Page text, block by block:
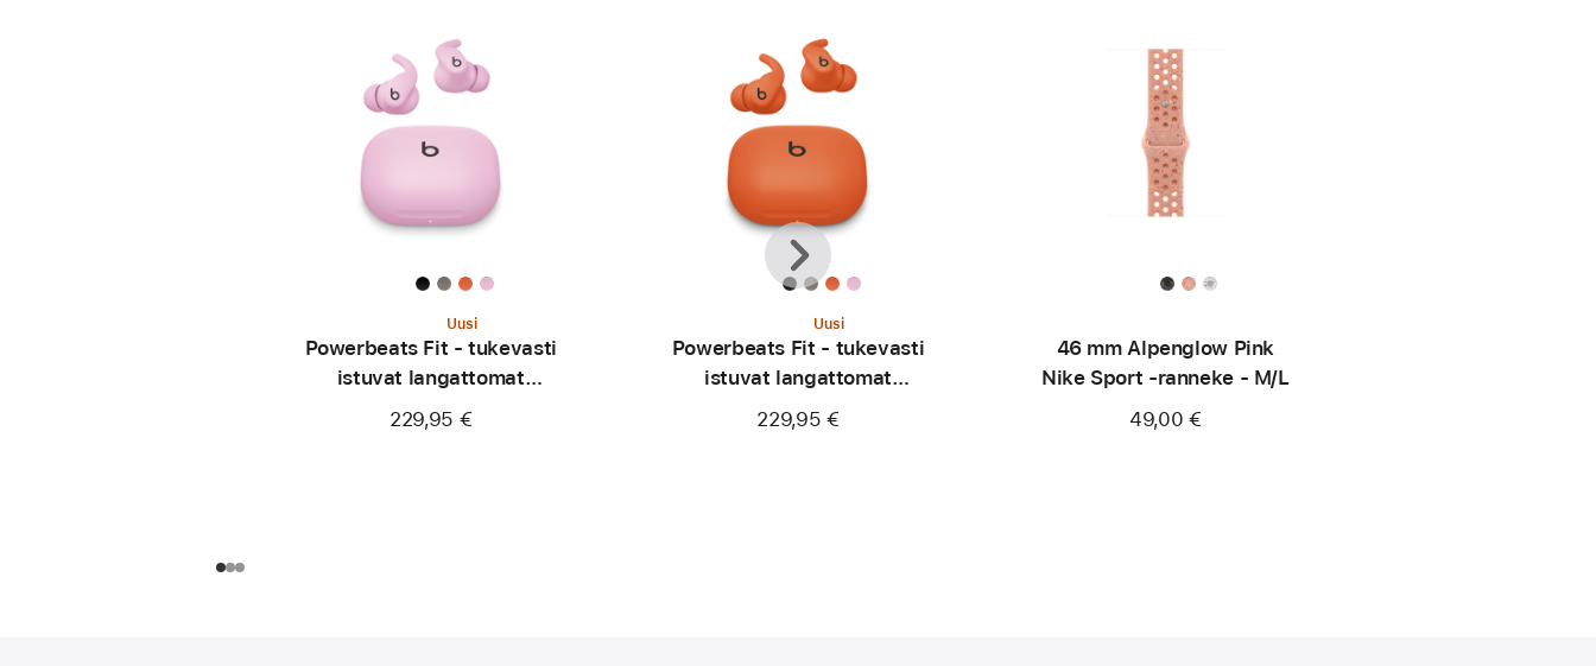
Uusi
Powerbeats Fit - tukevasti
istuvat langattomat
treenikuulokkeet - superpinkki
229,95 €
Uusi
Powerbeats Fit - tukevasti
istuvat langattomat
treenikuulokkeet -
kipinänoranssi
229,95 €
46 mm Alpenglow Pink
Nike Sport ‑ranneke - M/L
49,00 €
Edellinen
Seuraava